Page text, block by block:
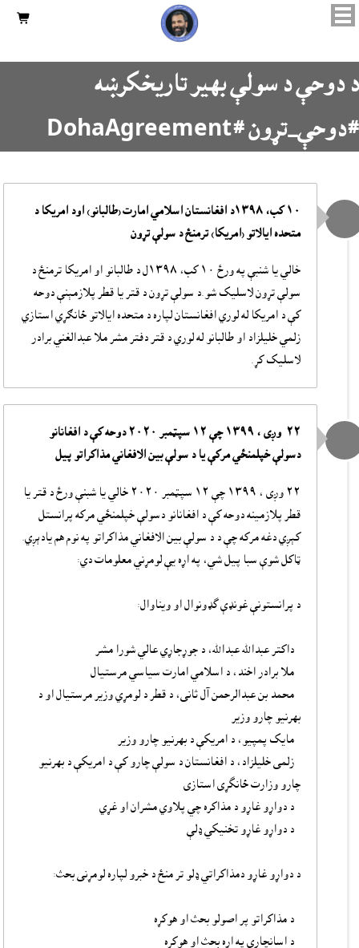

د دوحې د سولې بهير تاريخکرښه
#دوحې_تړون #DohaAgreement
۱۰ کب، ۱۳۹۸د افغانستان اسلامي امارت (طالبانو) اود امريکا د
متحده ايالاتو (امريکا) ترمنځ د سولې تړون
خالي يا شنبې په ورځ ۱۰ کب، ۱۳۹۸ل د طالبانو او امريکا ترمنځ د
سولې تړون لاسليک شو.د سولې تړون د قتر يا قطر پلازمېنې دوحه
کې د امريکا له لوري افغانستان لپاره د متحده ايالاتو ځانګړي استازي
زلمي خليلزاد او طالبانو له لوري د قتر دفتر مشر ملا عبدالغني برادر
لاسليک کړ.
٢٢ وږى ، ١٣٩٩ چې ١٢ سپټمبر ٢٠٢٠ دوحه کې د افغانانو
دسولې خپلمنځي مرکې يا د سولې بين الافغاني مذاکراتو پيل
٢٢ وږى ، ١٣٩٩ چې ١٢ سپټمبر ٢٠٢٠ خالي يا شبنې ورځ د قتر يا
قطر پلازمينه دوحه کې د افغانانو دسولې خپلمنځي مرکه پرانستل
کېږي دغه مرکه چې د د سولې بين الافغاني مذاکراتو په نوم هم يادېږي.
ټاکل شوې سبا پيل شي، په اړه يې لومړني معلومات دي:
د پرانستونې غونډې گډونوال او ويناوال:
- داکتر عبدالله عبدالله، د جوړجاړي عالي شورا مشر
- ملا برادر اخند، د اسلامي امارت سياسي مرستيال
- محمد بن عبدالرحمن آل ثانی، د قطر د لومړي وزير مرستيال او د
بهرنيو چارو وزير
- مایک پمپيو، د امريکې د بهرنيو چارو وزير
- زلمی خلیلزاد، د افغانستان د سولې چارو کې د امريکې د بهرنيو
چارو وزارت ځانگړى استازى
- د دواړو غاړو د مذاکره چي پلاوي مشران او غړي
- د دواړو غاړو تخنيکي ډلې
د دواړو غاړو دمذاکراتي ډلو تر منځ د خبرو لپاره لومړنى بحث:
- د مذاکراتو پر اصولو بحث او هوکړه
- د اسانچاري په اړه بحث او هوکړه